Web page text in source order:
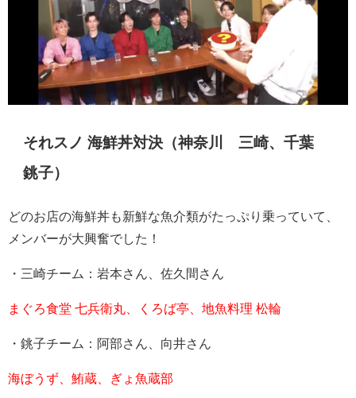
それスノ 海鮮丼対決（神奈川 三崎、千葉
銚子）
どのお店の海鮮丼も新鮮な魚介類がたっぷり乗っていて、
メンバーが大興奮でした！
・三崎チーム：岩本さん、佐久間さん
まぐろ食堂 七兵衛丸、くろば亭、地魚料理 松輪
・銚子チーム：阿部さん、向井さん
海ぼうず、鮪蔵、ぎょ魚蔵部